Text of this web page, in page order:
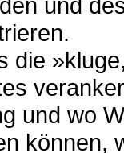
die
und wo
können,